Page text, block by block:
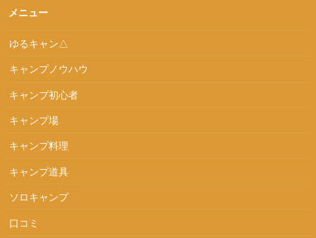
メニュー
ゆるキャン△
キャンプノウハウ
キャンプ初心者
キャンプ場
キャンプ料理
キャンプ道具
ソロキャンプ
口コミ